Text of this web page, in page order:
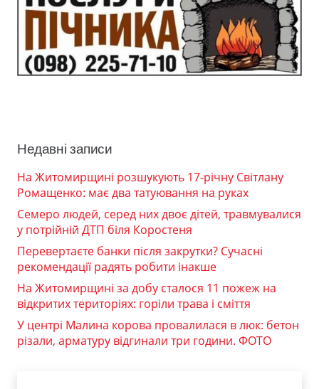
Недавні записи
На Житомирщині розшукують 17-річну Світлану
Ромащенко: має два татуювання на руках
Семеро людей, серед них двоє дітей, травмувалися
у потрійній ДТП біля Коростеня
Перевертаєте банки після закрутки? Сучасні
рекомендації радять робити інакше
На Житомирщині за добу сталося 11 пожеж на
відкритих територіях: горіли трава і сміття
У центрі Малина корова провалилася в люк: бетон
різали, арматуру відгинали три години. ФОТО